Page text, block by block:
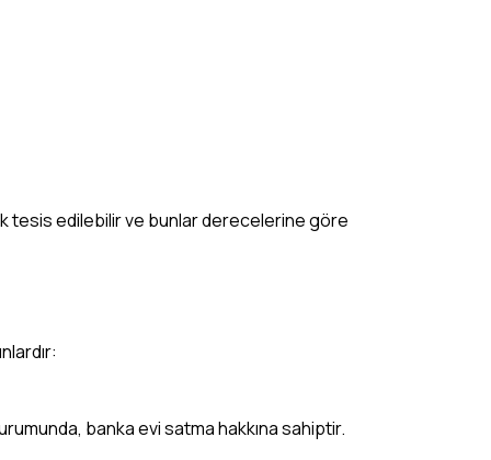
tesis edilebilir ve bunlar derecelerine göre
banka evi satma hakkına sahiptir.